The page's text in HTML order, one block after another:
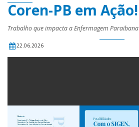
Coren-PB em Ação!
Trabalho que impacta a Enfermagem Paraibana
22.06.2026